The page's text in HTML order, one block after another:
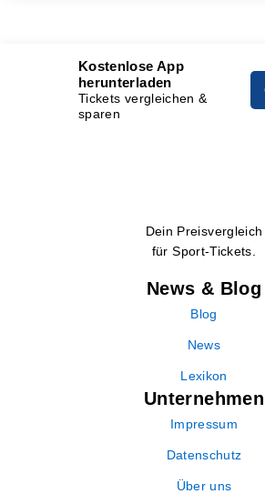
Kostenlose App
herunterladen
Tickets vergleichen &
sparen
Dein Preisvergleich
für Sport-Tickets.
News & Blog
Blog
News
Lexikon
Unternehmen
Impressum
Datenschutz
Über uns